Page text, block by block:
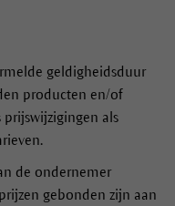
geldigheidsduur
producten en/of
als
de ondernemer
gebonden zijn aan